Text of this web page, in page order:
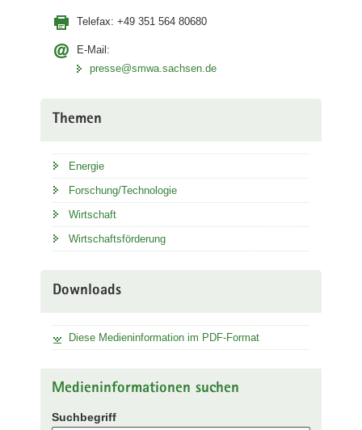
Telefax: +49 351 564 80680
E-Mail:
presse@smwa.sachsen.de
Themen
Energie
Forschung/Technologie
Wirtschaft
Wirtschaftsförderung
Downloads
Diese Medieninformation im PDF-Format
Medieninformationen suchen
Suchbegriff